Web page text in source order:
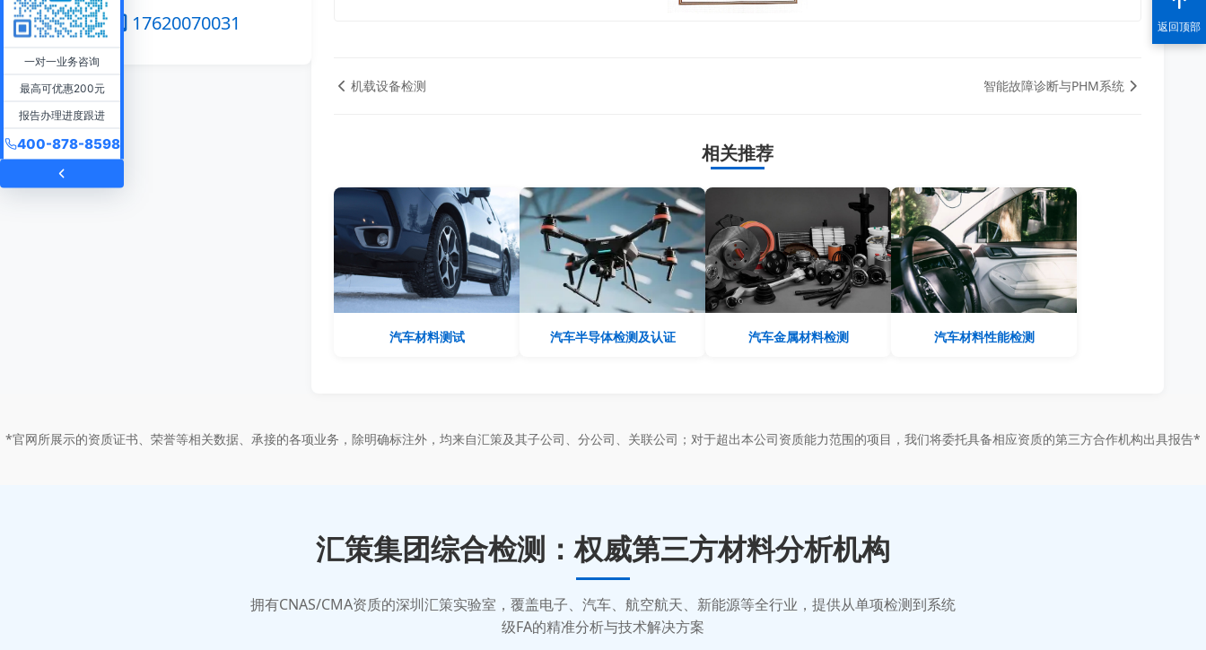
机载设备检测 智能故障诊断与PHM系统
相关推荐
汽车材料测试 汽车半导体检测及认证 汽车金属材料检测 汽车材料性能检测
17620070031
*官网所展示的资质证书、荣誉等相关数据、承接的各项业务，除明确标注外，均来自汇策及其子公司、分公司、关联公司；对于超出本公司资质能力范围的项目，我们将委托具备相应资质的第三方合作机构出具报告*
汇策集团综合检测：权威第三方材料分析机构
拥有CNAS/CMA资质的深圳汇策实验室，覆盖电子、汽车、航空航天、新能源等全行业，提供从单项检测到系统
级FA的精准分析与技术解决方案
返回顶部
一对一业务咨询
最高可优惠200元
报告办理进度跟进
400-878-8598